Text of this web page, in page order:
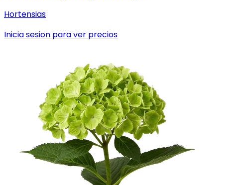
Hortensias
Inicia sesion para ver precios